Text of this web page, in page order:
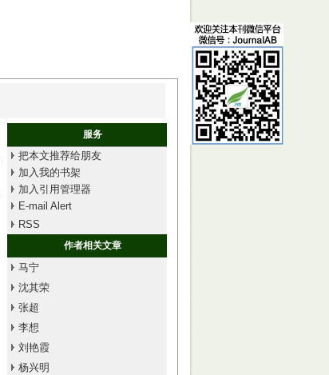
服务
把本文推荐给朋友
加入我的书架
加入引用管理器
E-mail Alert
RSS
作者相关文章
马宁
沈其荣
张超
李想
刘艳霞
杨兴明